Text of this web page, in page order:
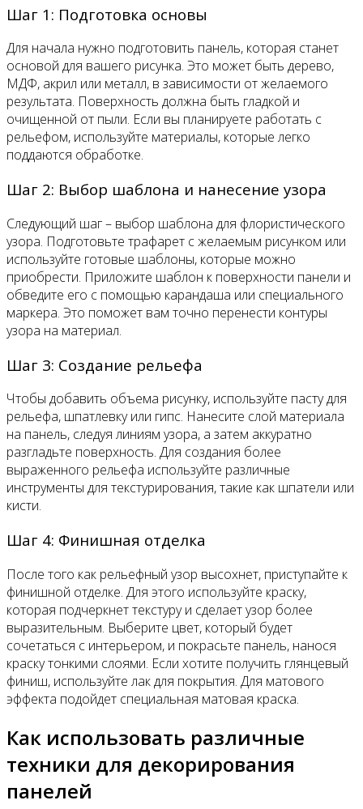
Шаг 1: Подготовка основы
Для начала нужно подготовить панель, которая станет
основой для вашего рисунка. Это может быть дерево,
МДФ, акрил или металл, в зависимости от желаемого
результата. Поверхность должна быть гладкой и
очищенной от пыли. Если вы планируете работать с
рельефом, используйте материалы, которые легко
поддаются обработке.
Шаг 2: Выбор шаблона и нанесение узора
Следующий шаг – выбор шаблона для флористического
узора. Подготовьте трафарет с желаемым рисунком или
используйте готовые шаблоны, которые можно
приобрести. Приложите шаблон к поверхности панели и
обведите его с помощью карандаша или специального
маркера. Это поможет вам точно перенести контуры
узора на материал.
Шаг 3: Создание рельефа
Чтобы добавить объема рисунку, используйте пасту для
рельефа, шпатлевку или гипс. Нанесите слой материала
на панель, следуя линиям узора, а затем аккуратно
разгладьте поверхность. Для создания более
выраженного рельефа используйте различные
инструменты для текстурирования, такие как шпатели или
кисти.
Шаг 4: Финишная отделка
После того как рельефный узор высохнет, приступайте к
финишной отделке. Для этого используйте краску,
которая подчеркнет текстуру и сделает узор более
выразительным. Выберите цвет, который будет
сочетаться с интерьером, и покрасьте панель, нанося
краску тонкими слоями. Если хотите получить глянцевый
финиш, используйте лак для покрытия. Для матового
эффекта подойдет специальная матовая краска.
Как использовать различные
техники для декорирования
панелей